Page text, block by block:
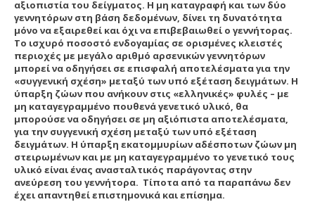
αξιοπιστία του δείγματος. Η μη καταγραφή και των δύο
γεννητόρων στη βάση δεδομένων, δίνει τη δυνατότητα
μόνο να εξαιρεθεί και όχι να επιβεβαιωθεί ο γεννήτορας.
Το ισχυρό ποσοστό ενδογαμίας σε ορισμένες κλειστές
περιοχές με μεγάλο αριθμό αρσενικών γεννητόρων
μπορεί να οδηγήσει σε επισφαλή αποτελέσματα για την
«συγγενική σχέση» μεταξύ των υπό εξέταση δειγμάτων. Η
ύπαρξη ζώων που ανήκουν στις «ελληνικές» φυλές – με
μη καταγεγραμμένο πουθενά γενετικό υλικό, θα
μπορούσε να οδηγήσει σε μη αξιόπιστα αποτελέσματα,
για την συγγενική σχέση μεταξύ των υπό εξέταση
δειγμάτων. Η ύπαρξη εκατομμυρίων αδέσποτων ζώων μη
στειρωμένων και με μη καταγεγραμμένο το γενετικό τους
υλικό είναι ένας ανασταλτικός παράγοντας στην
ανεύρεση του γεννήτορα. Τίποτα από τα παραπάνω δεν
έχει απαντηθεί επιστημονικά και επίσημα.